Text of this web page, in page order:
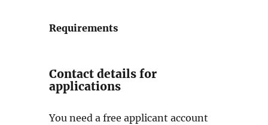
Requirements
Contact details for
applications
You need a free applicant account